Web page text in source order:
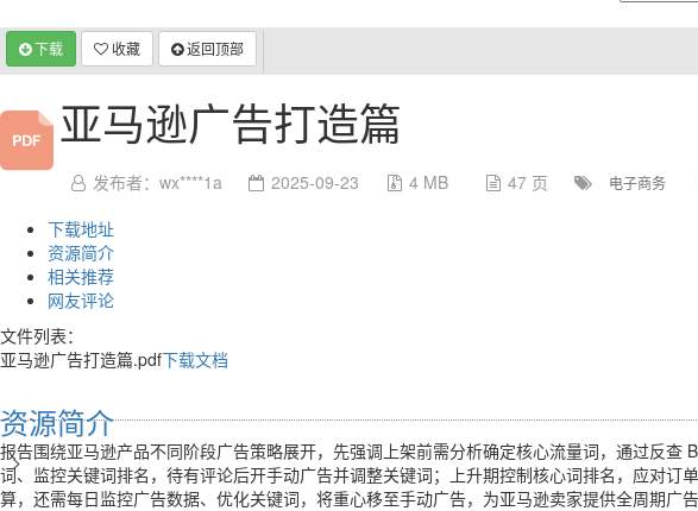
下载 收藏 返回顶部
亚马逊广告打造篇
发布者：wx****1a 2025-09-23 4 MB 47 页 电子商务
下载地址
资源简介
相关推荐
网友评论
文件列表：
亚马逊广告打造篇.pdf下载文档
资源简介
>
报告围绕亚马逊产品不同阶段广告策略展开，先强调上架前需分析确定核心流量词，通过反
词、监控关键词排名，待有评论后开手动广告并调整关键词；上升期控制核心词排名，应对
算，还需每日监控广告数据、优化关键词，将重心移至手动广告，为亚马逊卖家提供全周期广告